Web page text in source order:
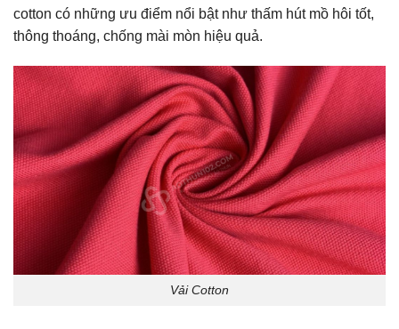
cotton có những ưu điểm nổi bật như thấm hút mồ hôi tốt,
thông thoáng, chống mài mòn hiệu quả.
Vải Cotton